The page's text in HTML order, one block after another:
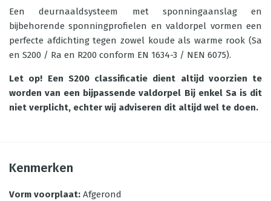
Een deurnaaldsysteem met sponningaanslag en
bijbehorende sponningprofielen en valdorpel vormen een
perfecte afdichting tegen zowel koude als warme rook (Sa
en S200 / Ra en R200 conform EN 1634-3 / NEN 6075).
Let op! Een S200 classificatie dient altijd voorzien te
worden van een bijpassende valdorpel Bij enkel Sa is dit
niet verplicht, echter wij adviseren dit altijd wel te doen.
Kenmerken
Vorm voorplaat: Afgerond